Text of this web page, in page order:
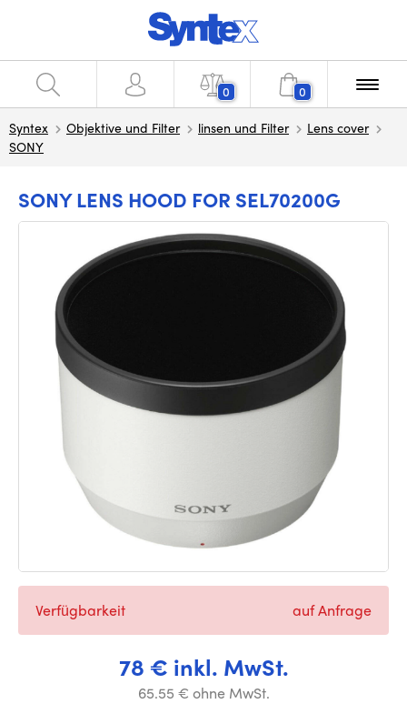
0 0
Syntex Objektive und Filter linsen und Filter
Lens cover
SONY
SONY LENS HOOD FOR SEL70200G
78 € inkl. MwSt.
65.55 € ohne MwSt.
Verfügbarkeit auf Anfrage